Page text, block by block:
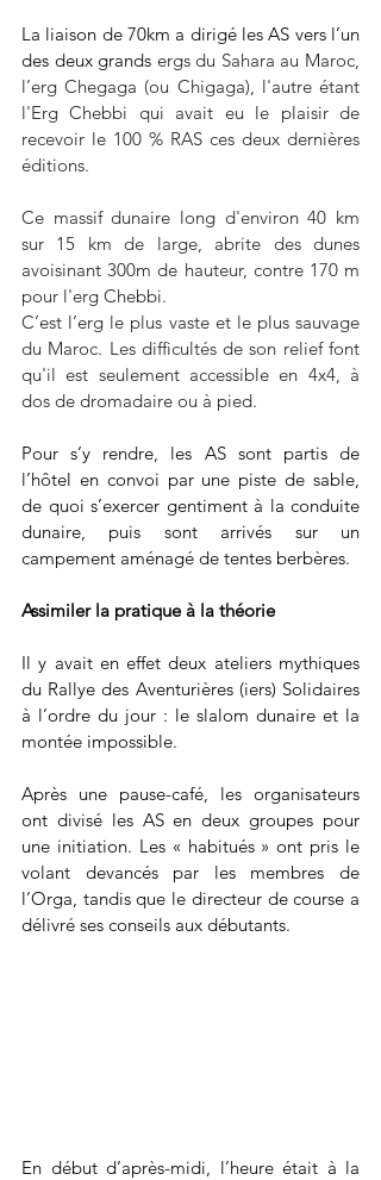
La liaison de 70km a dirigé les AS vers l’un
des deux grands ergs du Sahara au Maroc,
l’erg Chegaga (ou Chigaga), l'autre étant
l'Erg Chebbi qui avait eu le plaisir de
recevoir le 100 % RAS ces deux dernières
éditions.
Ce massif dunaire long d'environ 40 km
sur 15 km de large, abrite des dunes
avoisinant 300m de hauteur, contre 170 m
pour l'erg Chebbi.
C’est l’erg le plus vaste et le plus sauvage
du Maroc. Les difficultés de son relief font
qu'il est seulement accessible en 4x4, à
dos de dromadaire ou à pied.
Pour s’y rendre, les AS sont partis de
l’hôtel en convoi par une piste de sable,
de quoi s’exercer gentiment à la conduite
dunaire, puis sont arrivés sur un
campement aménagé de tentes berbères.
Assimiler la pratique à la théorie
Il y avait en effet deux ateliers mythiques
du Rallye des Aventurières (iers) Solidaires
à l’ordre du jour : le slalom dunaire et la
montée impossible.
Après une pause-café, les organisateurs
ont divisé les AS en deux groupes pour
une initiation. Les « habitués » ont pris le
volant devancés par les membres de
l’Orga, tandis que le directeur de course a
délivré ses conseils aux débutants.
En début d’après-midi, l’heure était à la